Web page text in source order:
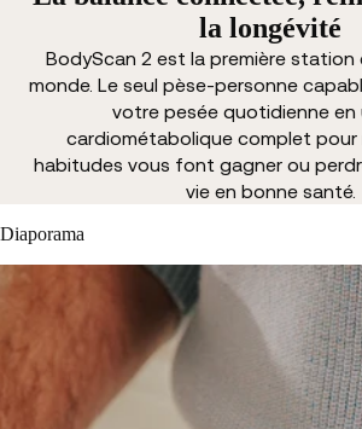
la longévité
BodyScan 2 est la première station
monde. Le seul pèse-personne
votre pesée quotidienne en
cardiométabolique complet pour
habitudes vous font gagner ou
vie en bonne santé.
Diaporama